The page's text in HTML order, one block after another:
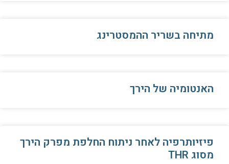
מתיחה בשריר ההמסטרינג
האנטומיה של הירך
פיזיותרפיה לאחר ניתוח החלפת מפרק הירך
מסוג THR